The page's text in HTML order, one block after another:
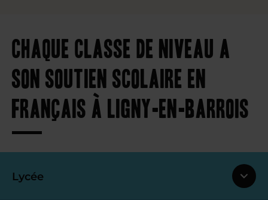
Chaque classe de niveau a
son soutien scolaire en
français à Ligny-en-Barrois
Lycée